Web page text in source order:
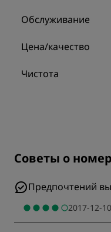
Обслуживание
Цена/качество
Чистота
Советы о
Предпочтений
2017-12-10